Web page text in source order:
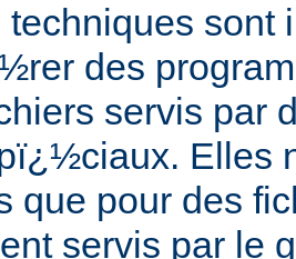
techniques sont
des
servis par
Elles
que pour des
servis par le